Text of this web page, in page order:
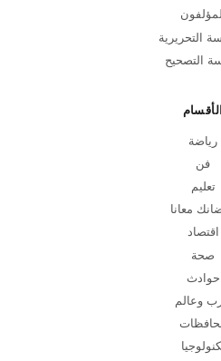
المؤلفون
التحريرية
التصحيح
الأقسام
رياضة
فن
تعليم
معانا
اقتصاد
صحة
حوادث
وعالم